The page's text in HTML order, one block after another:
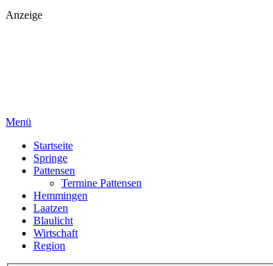
Anzeige
Menü
Startseite
Springe
Pattensen
Termine Pattensen
Hemmingen
Laatzen
Blaulicht
Wirtschaft
Region